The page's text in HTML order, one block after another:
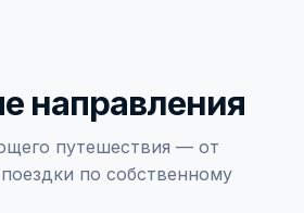
направления
путешествия — от
по собственному